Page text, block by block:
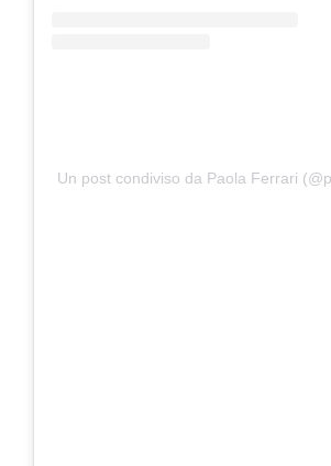
Un post condiviso da Paola Ferrari